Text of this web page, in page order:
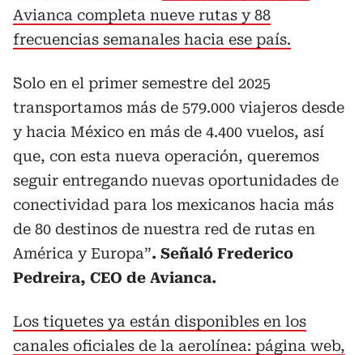
Avianca completa nueve rutas y 88
frecuencias semanales hacia ese país.
¨Solo en el primer semestre del 2025
transportamos más de 579.000 viajeros desde
y hacia México en más de 4.400 vuelos, así
que, con esta nueva operación, queremos
seguir entregando nuevas oportunidades de
conectividad para los mexicanos hacia más
de 80 destinos de nuestra red de rutas en
América y Europa”. Señaló Frederico
Pedreira, CEO de Avianca.
Los tiquetes ya están disponibles en los
canales oficiales de la aerolínea: página web,